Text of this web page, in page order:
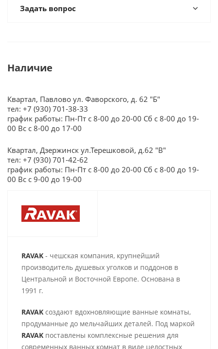
Задать вопрос
Наличие
Квартал, Павлово ул. Фаворского, д. 62 "Б"
тел: +7 (930) 701-38-33
график работы: Пн-Пт с 8-00 до 20-00 Сб с 8-00 до 19-
00 Вс с 8-00 до 17-00
Квартал, Дзержинск ул.Терешковой, д.62 "В"
тел: +7 (930) 701-42-62
график работы: Пн-Пт с 8-00 до 20-00 Сб с 8-00 до 19-
00 Вс с 9-00 до 19-00
RAVAK - чешская компания, крупнейший
производитель душевых уголков и поддонов в
Центральной и Восточной Европе. Основана в
1991 г.
RAVAK создают вдохновляющие ванные комнаты,
продуманные до мельчайших деталей. Под маркой
RAVAK поставлены комплексные решения для
современных ванных комнат в виде целостных